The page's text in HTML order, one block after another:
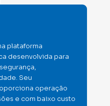
plataforma
desenvolvida para
Seu
operação
e com baixo custo